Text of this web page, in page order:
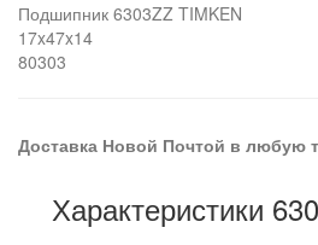
Подшипник 6303ZZ TIMKEN
17x47x14
80303
Доставка Новой Почтой в любую
Характеристики